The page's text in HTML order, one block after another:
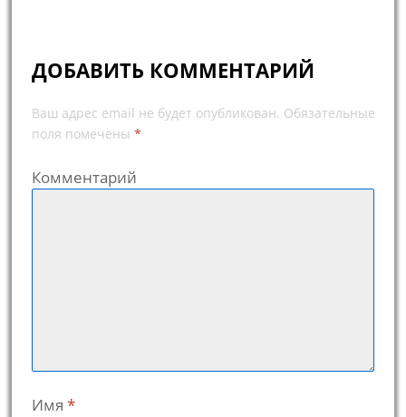
ДОБАВИТЬ КОММЕНТАРИЙ
Ваш адрес email не будет опубликован. Обязательные
поля помечены *
Комментарий
Имя *